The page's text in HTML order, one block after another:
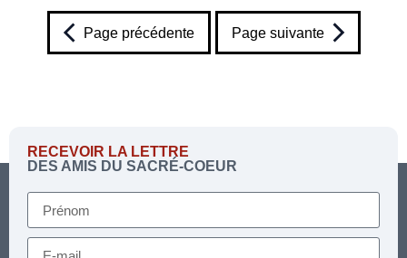
Page précédente Page suivante
RECEVOIR LA LETTRE
DES AMIS DU SACRÉ-COEUR